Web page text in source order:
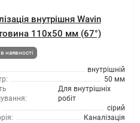
внутрішня Wavin
110x50 мм (67°)
наявності
внутрішній
50 мм
Для внутрішніх
робіт
сірий
Каналізація